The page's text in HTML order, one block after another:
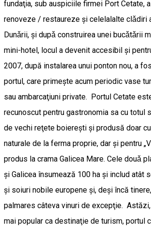
fundaţia, sub auspiciile firmei Port Cetate,
renoveze / restaureze şi celelalalte clǎdiri
Dunǎrii, şi dupǎ construirea unei bucǎtǎrii
mini-hotel, locul a devenit accesibil şi
2007, după instalarea unui ponton nou, a
portul, care primeşte acum periodic vase
sau ambarcaţiuni private. Portul Cetate
recunoscut pentru gastronomia sa cu totul
de vechi reţete boiereşti şi produsă doar
naturale de la ferma proprie, dar şi pentru
produs la crama Galicea Mare. Cele douǎ
şi Galicea însumează 100 ha şi includ atât
şi soiuri nobile europene şi, deşi încă
palmares câteva vinuri de excepţie.
mai popular ca destinaţie de turism, portul